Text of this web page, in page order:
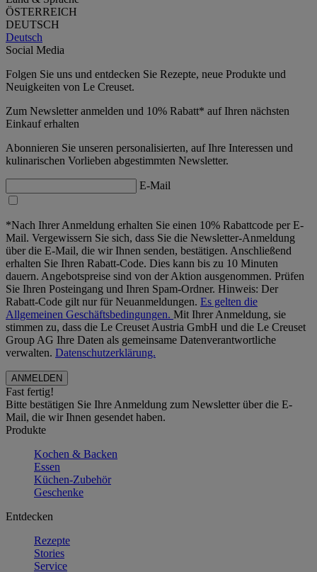
ÖSTERREICH
DEUTSCH
Deutsch
Social Media
Folgen Sie uns und entdecken Sie Rezepte, neue Produkte und
Neuigkeiten von Le Creuset.
Zum Newsletter anmelden und 10% Rabatt* auf Ihren nächsten
Einkauf erhalten
Abonnieren Sie unseren personalisierten, auf Ihre Interessen und
kulinarischen Vorlieben abgestimmten Newsletter.
E-Mail
*Nach Ihrer Anmeldung erhalten Sie einen 10% Rabattcode per E-
Mail. Vergewissern Sie sich, dass Sie die Newsletter-Anmeldung
über die E-Mail, die wir Ihnen senden, bestätigen. Anschließend
erhalten Sie Ihren Rabatt-Code. Dies kann bis zu 10 Minuten
dauern. Angebotspreise sind von der Aktion ausgenommen. Prüfen
Sie Ihren Posteingang und Ihren Spam-Ordner. Hinweis: Der
Rabatt-Code gilt nur für Neuanmeldungen. Es gelten die
Allgemeinen Geschäftsbedingungen. Mit Ihrer Anmeldung, sie
stimmen zu, dass die Le Creuset Austria GmbH und die Le Creuset
Group AG Ihre Daten als gemeinsame Datenverantwortliche
verwalten. Datenschutzerklärung.
Fast fertig!
Bitte bestätigen Sie Ihre Anmeldung zum Newsletter über die E-
Mail, die wir Ihnen gesendet haben.
Produkte
Kochen & Backen
Essen
Küchen-Zubehör
Geschenke
Entdecken
Rezepte
Stories
Service